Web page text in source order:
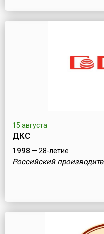
15 августа
ДКС
1998 — 28-летие
Российский